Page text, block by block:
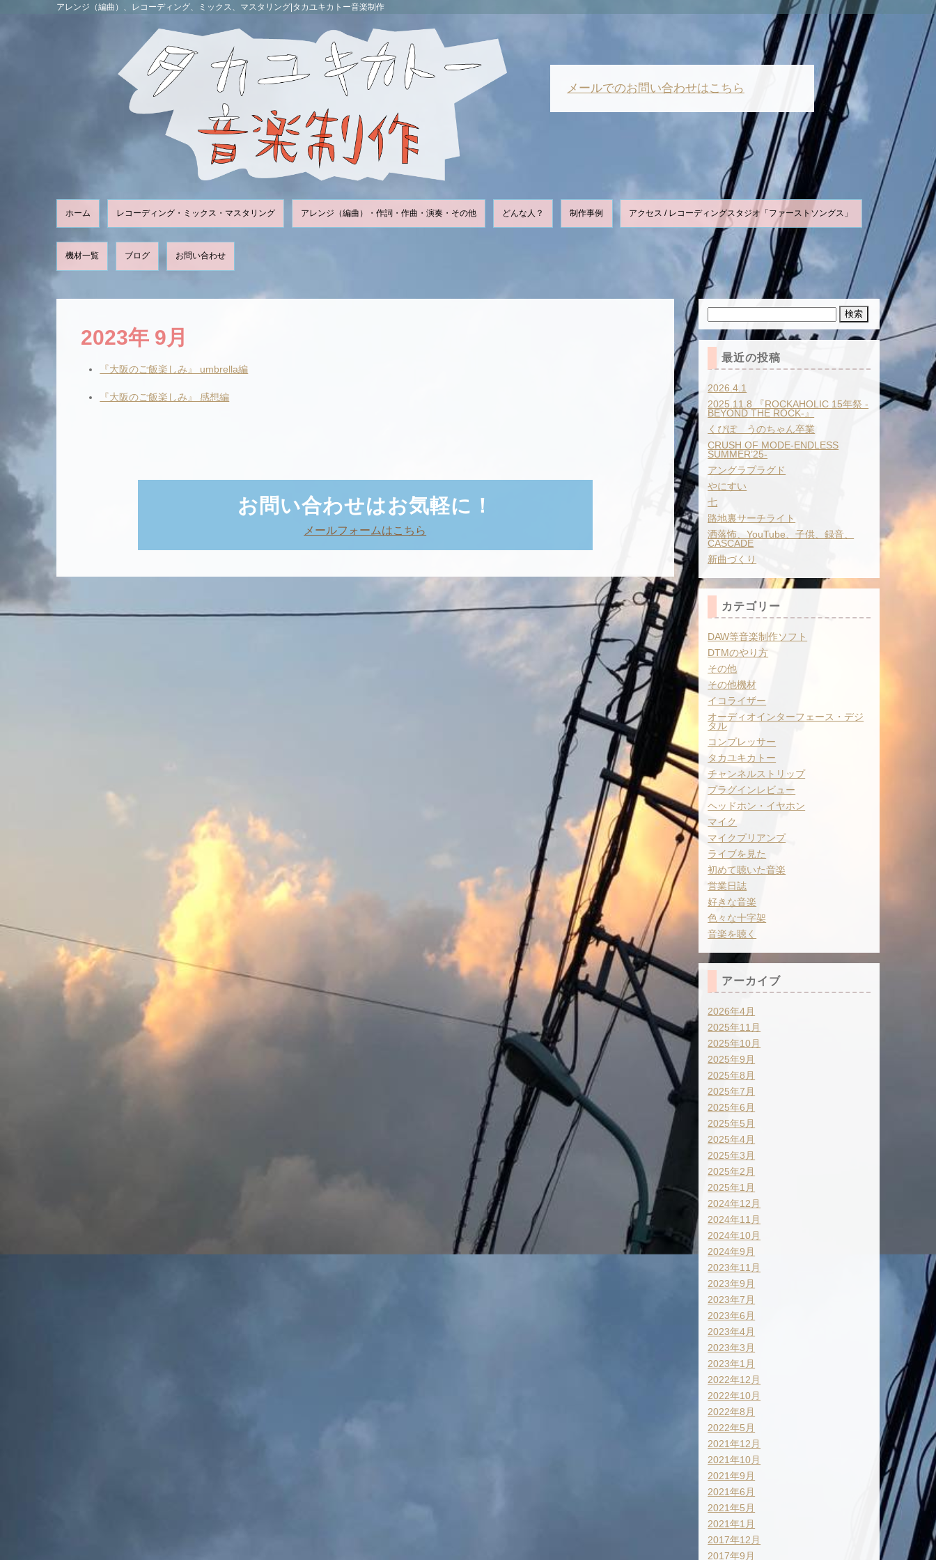
アレンジ（編曲）、レコーディング、ミックス、マスタリング|タカユキカトー音楽制作
メールでのお問い合わせはこちら
ホーム レコーディング・ミックス・マスタリング アレンジ（編曲）・作詞・作曲・演奏・その他 どんな人？ 制作事例 アクセス / レコーディングスタジオ「ファーストソングス」
機材一覧 ブログ お問い合わせ
2023年 9月
『大阪のご飯楽しみ』 umbrella編
『大阪のご飯楽しみ』 感想編
お問い合わせはお気軽に！
メールフォームはこちら
検
索:
最近の投稿
2026.4.1
2025.11.8 『ROCKAHOLIC 15年祭 -
BEYOND THE ROCK-』
くぴぽ うのちゃん卒業
CRUSH OF MODE-ENDLESS
SUMMER’25-
アングラプラグド
やにすい
七
路地裏サーチライト
洒落怖、YouTube、子供、録音、
CASCADE
新曲づくり
カテゴリー
DAW等音楽制作ソフト
DTMのやり方
その他
その他機材
イコライザー
オーディオインターフェース・デジ
タル
コンプレッサー
タカユキカトー
チャンネルストリップ
プラグインレビュー
ヘッドホン・イヤホン
マイク
マイクプリアンプ
ライブを見た
初めて聴いた音楽
営業日誌
好きな音楽
色々な十字架
音楽を聴く
アーカイブ
2026年4月
2025年11月
2025年10月
2025年9月
2025年8月
2025年7月
2025年6月
2025年5月
2025年4月
2025年3月
2025年2月
2025年1月
2024年12月
2024年11月
2024年10月
2024年9月
2023年11月
2023年9月
2023年7月
2023年6月
2023年4月
2023年3月
2023年1月
2022年12月
2022年10月
2022年8月
2022年5月
2021年12月
2021年10月
2021年9月
2021年6月
2021年5月
2021年1月
2017年12月
2017年9月